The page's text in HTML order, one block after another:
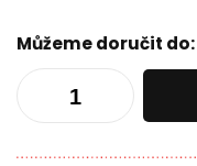
Můžeme doručit do: